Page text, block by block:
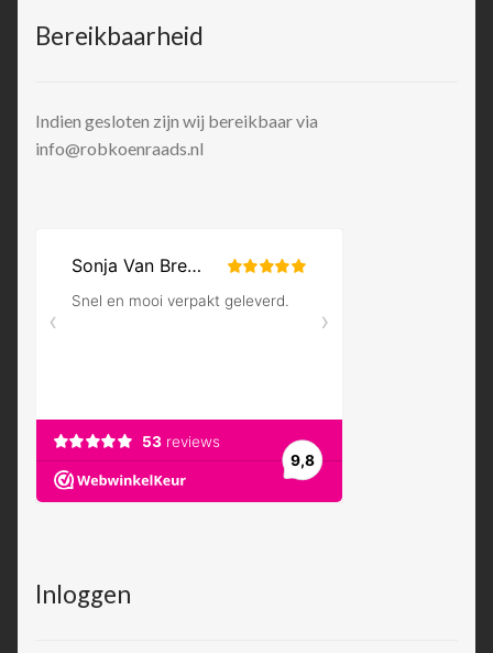
Bereikbaarheid
Indien gesloten zijn wij bereikbaar via
info@robkoenraads.nl
Inloggen